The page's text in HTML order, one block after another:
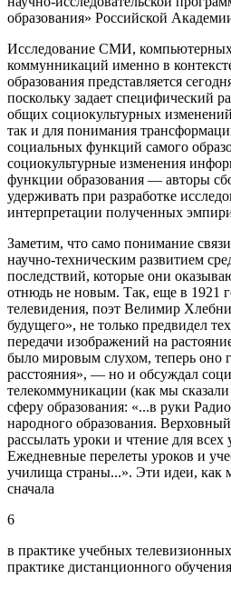
образования» Российской
Исследование СМИ,
коммунникаций именно в
образования представляется
поскольку задает специфический
общих социокультурных
так и для понимания
социальных функций самого
социокультурные изменения
функции образования — авторы
удерживать при разработке
интерпретации полученных
Заметим, что само понимание
научно-техническим развитием
последствий, которые они
отнюдь не новым. Так, еще в 1921
телевидения, поэт Велимир
будущего», не только предвидел
передачи изображений на
было мировым слухом, теперь оно
расстояния», — но и обсуждал
телекоммуникации (как мы
сферу образования: «...в руки
народного образования. Верховный
рассылать уроки и чтение для
Ежедневные перелеты уроков и
училища страны...». Эти идеи, как
сначала
6
в практике учебных
практике дистанционного